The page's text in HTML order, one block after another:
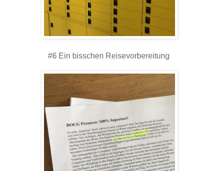
#6 Ein bisschen Reisevorbereitung